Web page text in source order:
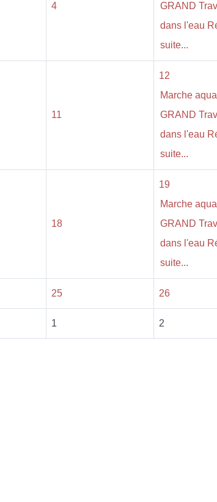
4
GRAND
dans l'eau
suite...
11
12
Marche
GRAND
dans l'eau
suite...
18
19
Marche
GRAND
dans l'eau
suite...
25 26
1 2